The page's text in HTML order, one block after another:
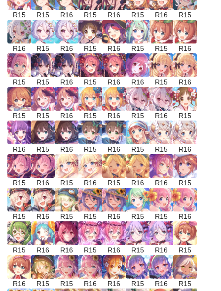
R15 R15 R16 R15 R16 R15 R16 R15
R16 R15 R16 R15 R16 R15 R15 R16
R15 R15 R16 R15 R16 R16 R15 R16
R15 R15 R16 R15 R16 R15 R16 R15
R16 R15 R16 R15 R16 R15 R15 R16
R15 R16 R15 R16 R15 R16 R16 R15
R15 R16 R15 R15 R16 R15 R15 R16
R15 R16 R16 R15 R16 R15 R16 R15
R16 R15 R15 R16 R16 R15 R16 R15